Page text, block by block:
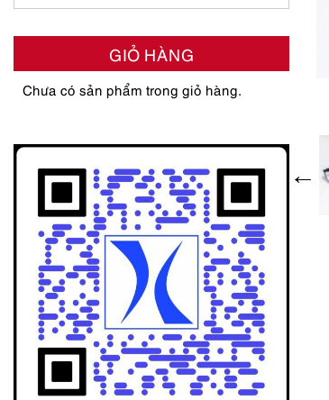
GIỎ HÀNG
Chưa có sản phẩm trong giỏ hàng.